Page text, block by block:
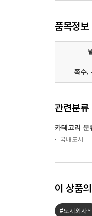
품목정보
쪽수,
관련분류
카테고리 분
국내도서
이 상품
#도시와사색